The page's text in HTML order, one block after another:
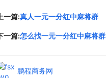
上一篇:真人一元一分红中麻将群
一篇:怎么找一元一分红中麻将群
鹏程商务网